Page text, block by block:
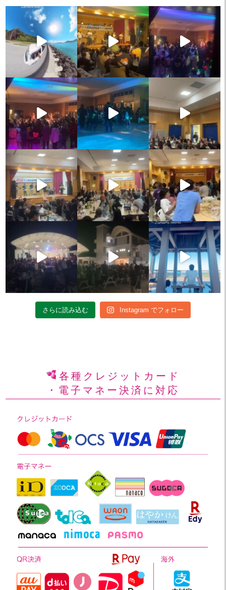
さらに読み込む Instagram でフォロー
各種クレジットカード
・電子マネー決済に対応